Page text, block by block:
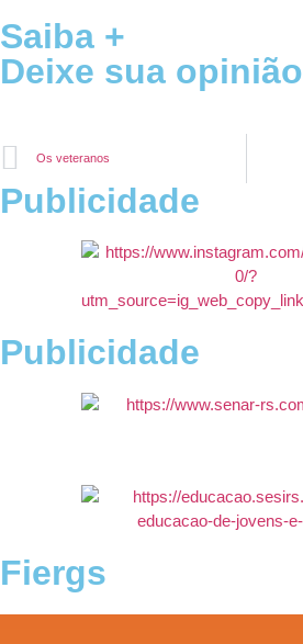
Saiba +
Deixe sua opinião
Os veteranos
Publicidade
Publicidade
Fiergs